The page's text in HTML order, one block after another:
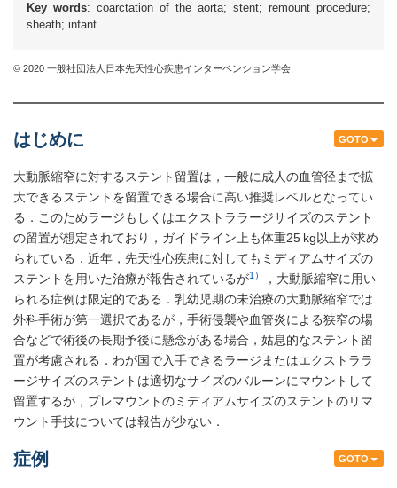
Key words: coarctation of the aorta; stent; remount procedure;
sheath; infant
© 2020 一般社団法人日本先天性心疾患インターベンション学会
GOTO
はじめに
大動脈縮窄に対するステント留置は，一般に成人の血管径まで拡
大できるステントを留置できる場合に高い推奨レベルとなってい
る．このためラージもしくはエクストララージサイズのステント
の留置が想定されており，ガイドライン上も体重25 kg以上が求め
られている．近年，先天性心疾患に対してもミディアムサイズの
ステントを用いた治療が報告されているが1）
，大動脈縮窄に用い
られる症例は限定的である．乳幼児期の未治療の大動脈縮窄では
外科手術が第一選択であるが，手術侵襲や血管炎による狭窄の場
合などで術後の長期予後に懸念がある場合，姑息的なステント留
置が考慮される．わが国で入手できるラージまたはエクストララ
ージサイズのステントは適切なサイズのバルーンにマウントして
留置するが，プレマウントのミディアムサイズのステントのリマ
ウント手技については報告が少ない．
GOTO
症例